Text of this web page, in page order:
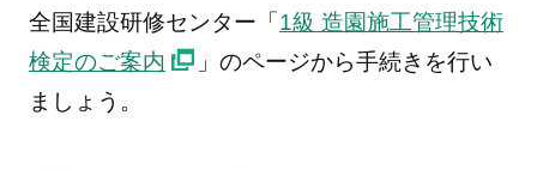
全国建設研修センター「1級 造園施工管理技術
検定のご案内
」のページから手続きを行い
ましょう。